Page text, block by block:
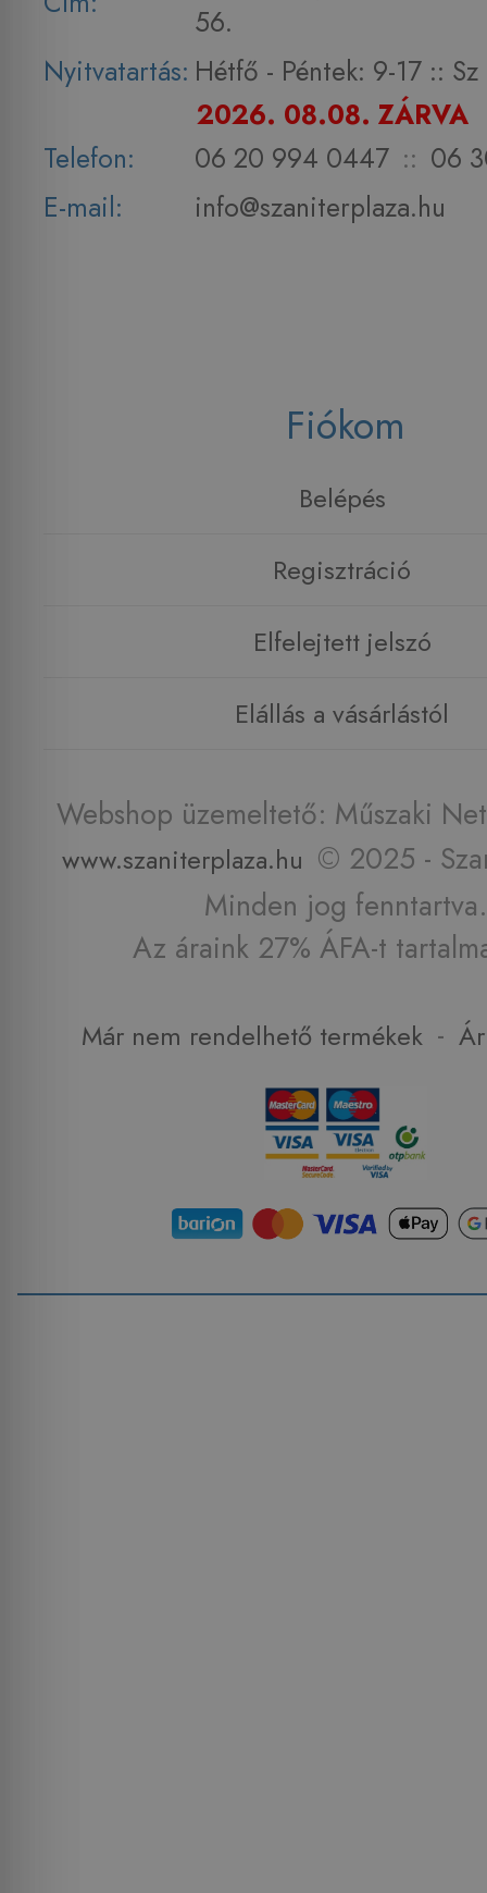
56.
Nyitvatartás: Hétfő - Péntek: 9-17 :: Sz
2026. 08.08. ZÁRVA
Telefon:
06 20 994 0447 :: 06
E-mail:
info@szaniterplaza.hu
Fiókom
Belépés
Regisztráció
Elfelejtett jelszó
Elállás a vásárlástól
Webshop üzemeltető: Műszaki
www.szaniterplaza.hu © 2025 -
Minden jog fenntartva.
Az áraink 27% ÁFA-t
Már nem rendelhető termékek -